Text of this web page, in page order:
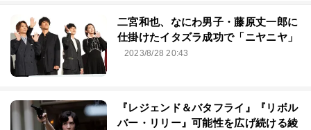
二宮和也、なにわ男子・藤原丈一郎に
仕掛けたイタズラ成功で「ニヤニヤ」
2023/8/28 20:43
『レジェンド＆バタフライ』『リボル
バー・リリー』可能性を広げ続ける綾